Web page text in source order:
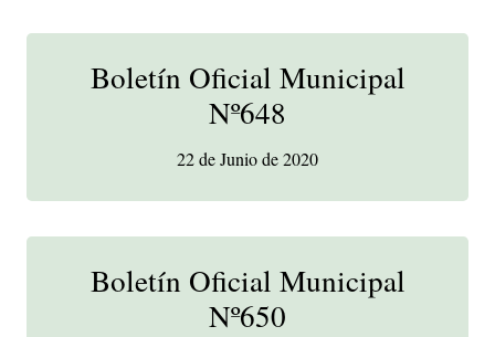
Boletín Oficial Municipal
Nº648
22 de Junio de 2020
Boletín Oficial Municipal
Nº650